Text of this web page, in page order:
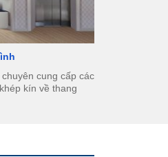
cung cấp các
kín về thang